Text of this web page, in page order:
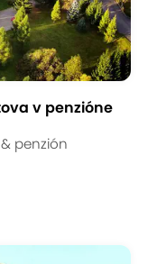
v penzióne
penzión